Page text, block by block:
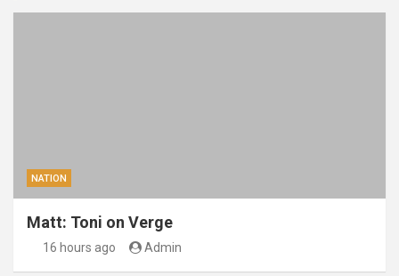
NATION
Matt: Toni on Verge
16 hours ago Admin